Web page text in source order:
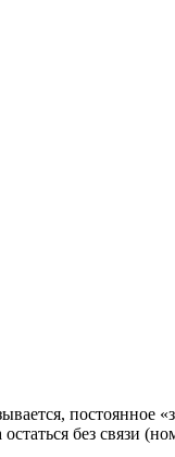
постоянное
без связи